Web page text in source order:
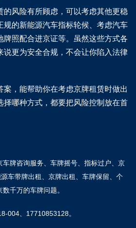
的风险有所顾虑，可以考虑其他更稳
规的新能源汽车指标轮候、考虑汽车
牌照配合进京证等。虽然这些方式各
说更为安全合规，不会让你陷入法律
案，能帮助你在考虑京牌租赁时做出
择哪种方式，都要把风险控制放在首
车牌咨询服务、车牌摇号、指标过户、京
车带牌出租、京牌出租、车牌保留、个
千万的车牌问题。
004、 17710853128。